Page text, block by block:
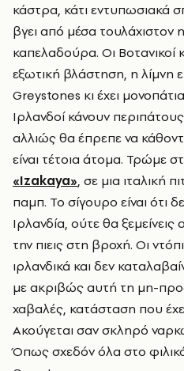
κάστρα, κάτι εντυπωσιακά
βγει από μέσα
καπελαδούρα. Οι Βοτανικοί
εξωτική βλάστηση, η λίμνη
Greystones κι έχει
Ιρλανδοί κάνουν
αλλιώς θα έπρεπε να
είναι τέτοια άτομα. Τρώμε
«Izakaya», σε μια ιταλική
παμπ. Το σίγουρο είναι ότι
Ιρλανδία, ούτε θα
την πιεις στη βροχή. Οι
ιρλανδικά και δεν
με ακριβώς αυτή τη μη-
χαβαλές, κατάσταση που
Ακούγεται σαν σκληρό
Όπως σχεδόν όλα στο